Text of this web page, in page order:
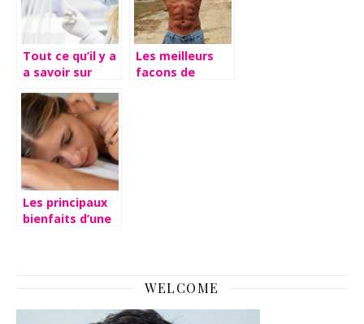
Tout ce qu’il y a
a savoir sur
Les meilleurs
facons de
Les principaux
bienfaits d’une
WELCOME